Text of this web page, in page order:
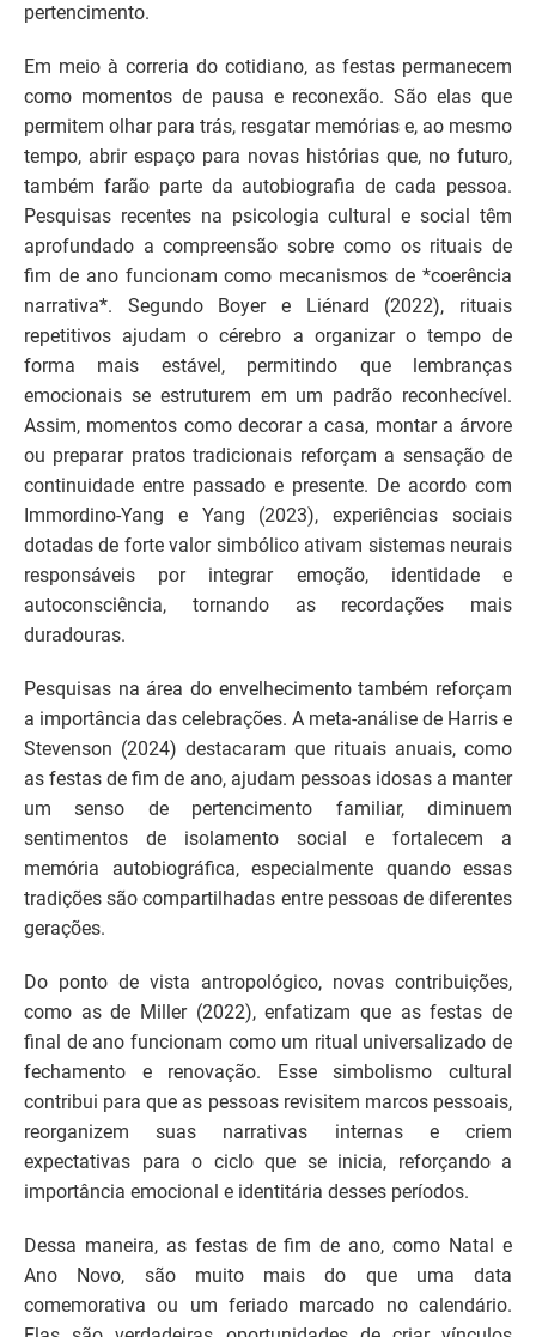
pertencimento.
Em meio à correria do cotidiano, as festas permanecem
como momentos de pausa e reconexão. São elas que
permitem olhar para trás, resgatar memórias e, ao mesmo
tempo, abrir espaço para novas histórias que, no futuro,
também farão parte da autobiografia de cada pessoa.
Pesquisas recentes na psicologia cultural e social têm
aprofundado a compreensão sobre como os rituais de
fim de ano funcionam como mecanismos de *coerência
narrativa*. Segundo Boyer e Liénard (2022), rituais
repetitivos ajudam o cérebro a organizar o tempo de
forma mais estável, permitindo que lembranças
emocionais se estruturem em um padrão reconhecível.
Assim, momentos como decorar a casa, montar a árvore
ou preparar pratos tradicionais reforçam a sensação de
continuidade entre passado e presente. De acordo com
Immordino-Yang e Yang (2023), experiências sociais
dotadas de forte valor simbólico ativam sistemas neurais
responsáveis por integrar emoção, identidade e
autoconsciência, tornando as recordações mais
duradouras.
Pesquisas na área do envelhecimento também reforçam
a importância das celebrações. A meta-análise de Harris e
Stevenson (2024) destacaram que rituais anuais, como
as festas de fim de ano, ajudam pessoas idosas a manter
um senso de pertencimento familiar, diminuem
sentimentos de isolamento social e fortalecem a
memória autobiográfica, especialmente quando essas
tradições são compartilhadas entre pessoas de diferentes
gerações.
Do ponto de vista antropológico, novas contribuições,
como as de Miller (2022), enfatizam que as festas de
final de ano funcionam como um ritual universalizado de
fechamento e renovação. Esse simbolismo cultural
contribui para que as pessoas revisitem marcos pessoais,
reorganizem suas narrativas internas e criem
expectativas para o ciclo que se inicia, reforçando a
importância emocional e identitária desses períodos.
Dessa maneira, as festas de fim de ano, como Natal e
Ano Novo, são muito mais do que uma data
comemorativa ou um feriado marcado no calendário.